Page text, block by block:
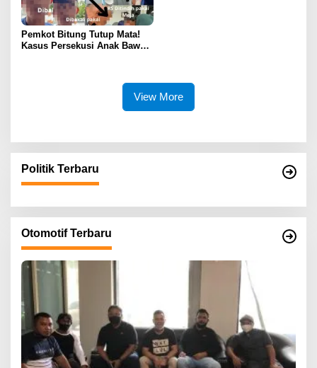
Pemkot Bitung Tutup Mata!
Kasus Persekusi Anak Bawah
View More
Politik Terbaru
Otomotif Terbaru